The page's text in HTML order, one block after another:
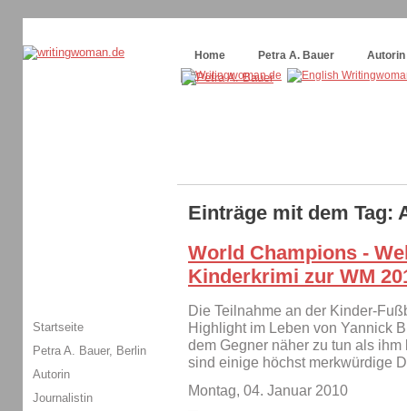
Home
Petra A. Bauer Autorin
Einträge mit dem Tag:
World Champions -
Kinderkrimi zur WM
Die Teilnahme an der Kinder-
Highlight im Leben von Yannick
dem Gegner näher zu tun als
sind einige höchst merkwürdige
Montag, 04. Januar 2010
Startseite
Petra A. Bauer, Berlin
Autorin
Journalistin